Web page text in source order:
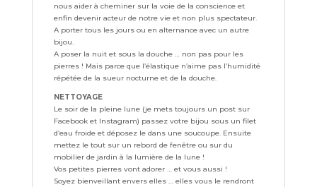
nous aider à cheminer sur la voie de la conscience et
enfin devenir acteur de notre vie et non plus spectateur.
A porter tous les jours ou en alternance avec un autre
bijou.
A poser la nuit et sous la douche … non pas pour les
pierres ! Mais parce que l’élastique n’aime pas l’humidité
répétée de la sueur nocturne et de la douche.
NETTOYAGE
Le soir de la pleine lune (je mets toujours un post sur
Facebook et Instagram) passez votre bijou sous un filet
d’eau froide et déposez le dans une soucoupe. Ensuite
mettez le tout sur un rebord de fenêtre ou sur du
mobilier de jardin à la lumière de la lune !
Vos petites pierres vont adorer … et vous aussi !
Soyez bienveillant envers elles … elles vous le rendront